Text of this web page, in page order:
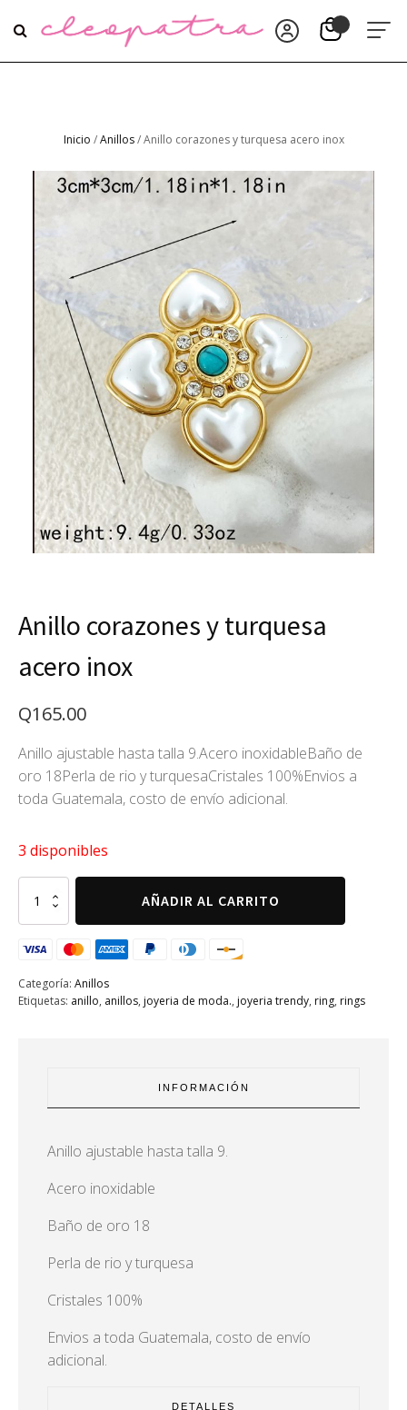
Inicio /Anillos/ Anillo corazones y turquesa acero inox
Anillo corazones y turquesa
acero inox
Q165.00
Anillo ajustable hasta talla 9.Acero inoxidableBaño de
oro 18Perla de rio y turquesaCristales 100%Envios a
toda Guatemala, costo de envío adicional.
3 disponibles
corazones
y
turquesa
inox
cantidad
AÑADIR AL CARRITO
Categoría: Anillos
Etiquetas: anillo, anillos, joyeria de moda., joyeria trendy, ring, rings
INFORMACIÓN
Anillo ajustable hasta talla 9.
Acero inoxidable
Baño de oro 18
Perla de rio y turquesa
Cristales 100%
Envios a toda Guatemala, costo de envío
adicional.
DETALLES